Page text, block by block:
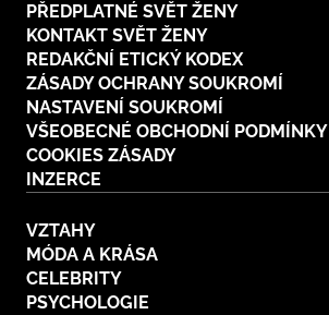
PŘEDPLATNÉ SVĚT ŽENY
KONTAKT SVĚT ŽENY
REDAKČNÍ ETICKÝ KODEX
ZÁSADY OCHRANY SOUKROMÍ
NASTAVENÍ SOUKROMÍ
VŠEOBECNÉ OBCHODNÍ PODMÍNKY
COOKIES ZÁSADY
INZERCE
VZTAHY
MÓDA A KRÁSA
CELEBRITY
PSYCHOLOGIE